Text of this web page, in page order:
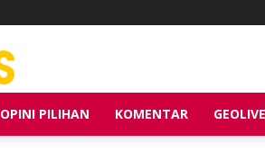
OPINI PILIHAN KOMENTAR GEOLIVE